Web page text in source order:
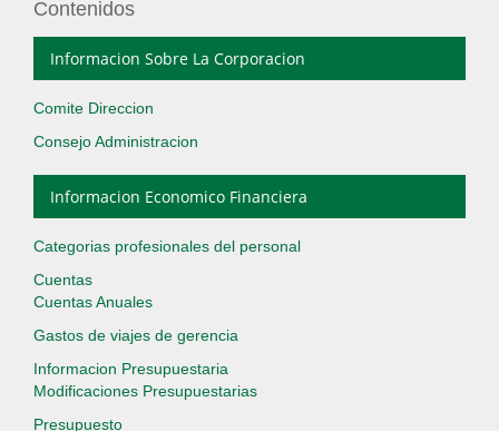
Contenidos
Informacion Sobre La Corporacion
Comite Direccion
Consejo Administracion
Informacion Economico Financiera
Categorias profesionales del personal
Cuentas
Cuentas Anuales
Gastos de viajes de gerencia
Informacion Presupuestaria
Modificaciones Presupuestarias
Presupuesto